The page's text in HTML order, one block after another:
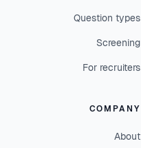
Question types
Screening
For recruiters
COMPANY
About